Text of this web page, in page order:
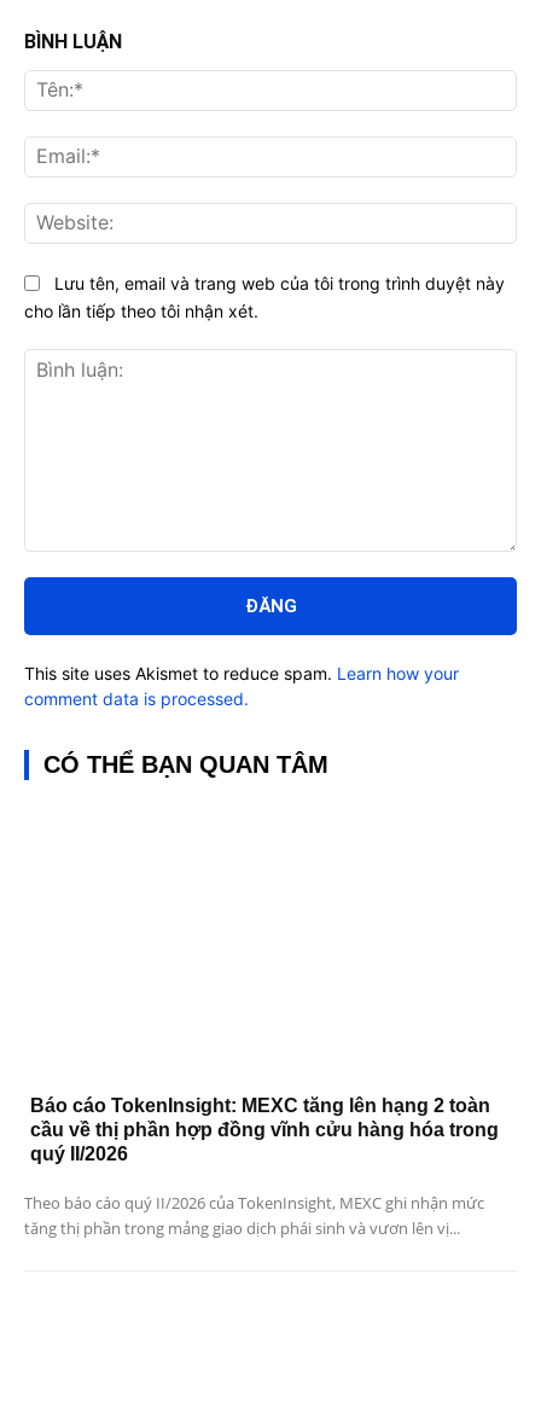
BÌNH LUẬN
luận:
Lưu tên, email và trang web của tôi trong trình duyệt này
cho lần tiếp theo tôi nhận xét.
This site uses Akismet to reduce spam. Learn how your
comment data is processed.
CÓ THỂ BẠN QUAN TÂM
Báo cáo TokenInsight: MEXC tăng lên hạng 2 toàn
cầu về thị phần hợp đồng vĩnh cửu hàng hóa trong
quý II/2026
Theo báo cáo quý II/2026 của TokenInsight, MEXC ghi nhận mức
tăng thị phần trong mảng giao dịch phái sinh và vươn lên vị...